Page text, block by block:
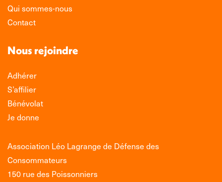
Qui sommes-nous
Contact
Nous rejoindre
Adhérer
S’affilier
Bénévolat
Je donne
Association Léo Lagrange de Défense des
Consommateurs
150 rue des Poissonniers